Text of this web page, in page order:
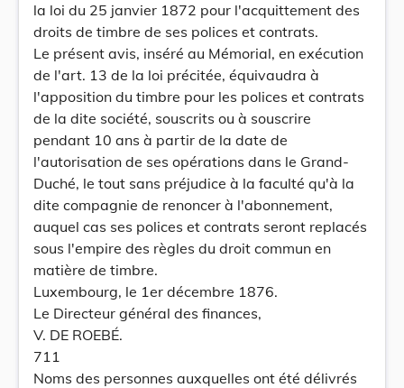
la loi du 25 janvier 1872 pour l'acquittement des
droits de timbre de ses polices et contrats.
Le présent avis, inséré au Mémorial, en exécution
de l'art. 13 de la loi précitée, équivaudra à
l'apposition du timbre pour les polices et contrats
de la dite société, souscrits ou à souscrire
pendant 10 ans à partir de la date de
l'autorisation de ses opérations dans le Grand-
Duché, le tout sans préjudice à la faculté qu'à la
dite compagnie de renoncer à l'abonnement,
auquel cas ses polices et contrats seront replacés
sous l'empire des règles du droit commun en
matière de timbre.
Luxembourg, le 1er décembre 1876.
Le Directeur général des finances,
V. DE ROEBÉ.
711
Noms des personnes auxquelles ont été délivrés